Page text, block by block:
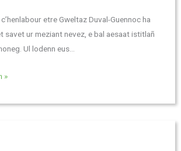
etre Gweltaz Duval-Guennoc ha
savet ur meziant nevez, e bal aesaat istitlañ
Ul lodenn eus…
»